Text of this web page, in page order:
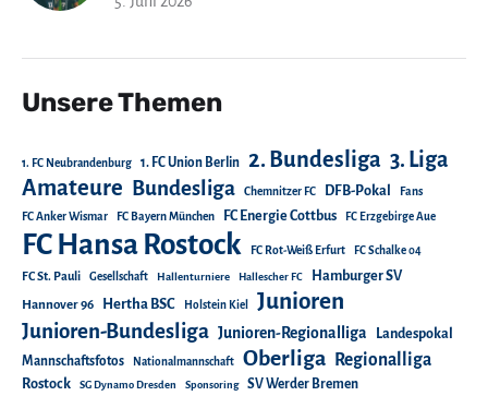
Unsere Themen
1. FC Neubrandenburg 1. FC Union Berlin 2. Bundesliga 3. Liga
Amateure Bundesliga Chemnitzer FC DFB-Pokal Fans
FC Anker Wismar FC Bayern München FC Energie Cottbus FC Erzgebirge Aue
FC Hansa Rostock FC Rot-Weiß Erfurt FC Schalke 04
FC St. Pauli Gesellschaft Hallenturniere Hallescher FC Hamburger SV
Hannover 96 Hertha BSC Holstein Kiel Junioren
Junioren-Bundesliga Junioren-Regionalliga
Landespokal
Mannschaftsfotos
Nationalmannschaft Oberliga Regionalliga
Rostock SG Dynamo Dresden Sponsoring SV Werder Bremen